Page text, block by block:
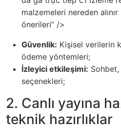
malzemeleri nereden
önerileri” />
Güvenlik: Kişisel verilerin
ödeme yöntemleri;
İzleyici etkileşimi:
seçenekleri;
2. Canlı yayına
teknik hazırlıklar